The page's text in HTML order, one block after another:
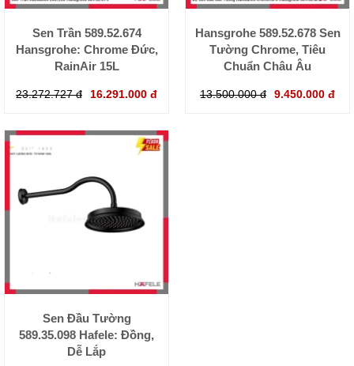
Sen Trần 589.52.674
Hansgrohe: Chrome Đức,
RainAir 15L
23.272.727 đ 16.291.000 đ
Hansgrohe 589.52.678 Sen
Tường Chrome, Tiêu
Chuẩn Châu Âu
13.500.000 đ 9.450.000 đ
Sen Đầu Tường
589.35.098 Hafele: Đồng,
Dễ Lắp